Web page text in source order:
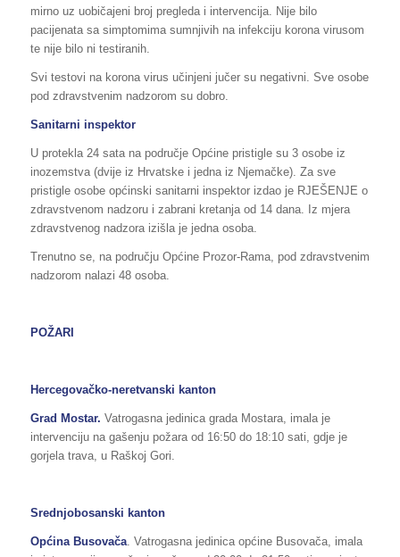
mirno uz uobičajeni broj pregleda i intervencija. Nije bilo
pacijenata sa simptomima sumnjivih na infekciju korona virusom
te nije bilo ni testiranih.
Svi testovi na korona virus učinjeni jučer su negativni. Sve osobe
pod zdravstvenim nadzorom su dobro.
Sanitarni inspektor
U protekla 24 sata na područje Općine pristigle su 3 osobe iz
inozemstva (dvije iz Hrvatske i jedna iz Njemačke). Za sve
pristigle osobe općinski sanitarni inspektor izdao je RJEŠENJE o
zdravstvenom nadzoru i zabrani kretanja od 14 dana. Iz mjera
zdravstvenog nadzora izišla je jedna osoba.
Trenutno se, na području Općine Prozor-Rama, pod zdravstvenim
nadzorom nalazi 48 osoba.
POŽARI
Hercegovačko-neretvanski kanton
Grad Mostar. Vatrogasna jedinica grada Mostara, imala je
intervenciju na gašenju požara od 16:50 do 18:10 sati, gdje je
gorjela trava, u Raškoj Gori.
Srednjobosanski kanton
Općina Busovača. Vatrogasna jedinica općine Busovača, imala